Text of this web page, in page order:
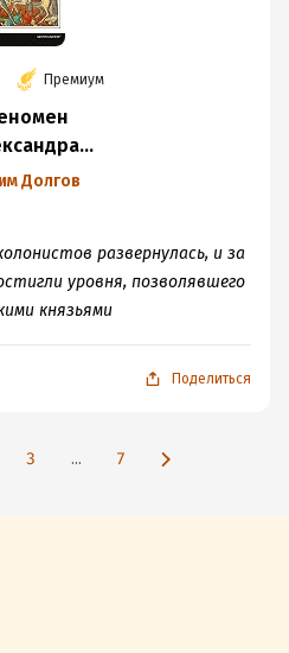
Премиум
Русь XIII
Долгов
развернулась, и за
уровня, позволявшего
князьями
Поделиться
3 ... 7